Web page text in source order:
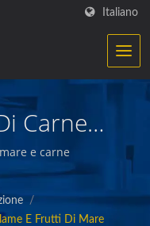
Italiano
Carne
Frutti Di
e carne
/
E Frutti Di Mare